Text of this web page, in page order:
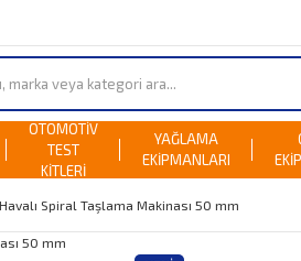
OTOMOTİV
TEST
KİTLERİ
YAĞLAMA
EKİPMANLARI
Havalı Spiral Taşlama Makinası 50 mm